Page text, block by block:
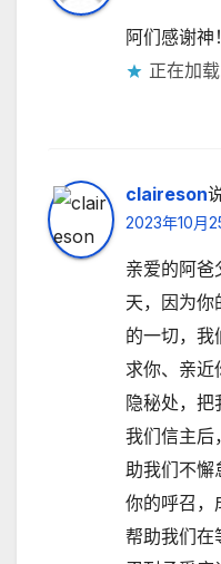
阿们感谢神
正在加
claireson
2023年10月
亲爱的阿爸
天，因为你
的一切，我
求你、亲近
隐秘处，把
我们信主后
助我们不懈
你的呼召，
帮助我们在